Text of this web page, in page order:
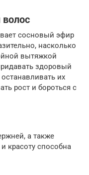
сосновый эфир
насколько
вытяжкой
здоровый
их
рост и бороться с
а также
красоту способна